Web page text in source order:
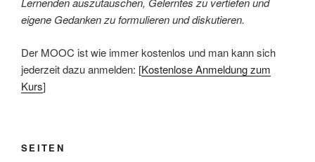
eigene Gedanken zu formulieren und diskutieren.
Der MOOC ist wie immer kostenlos und man kann sich
jederzeit dazu anmelden: [Kostenlose Anmeldung zum
Kurs]
SEITEN